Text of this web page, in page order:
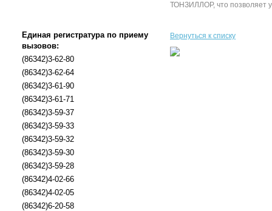
Единая регистратура по приему
вызовов:
(86342)3-62-80
(86342)3-62-64
(86342)3-61-90
(86342)3-61-71
(86342)3-59-37
(86342)3-59-33
(86342)3-59-32
(86342)3-59-30
(86342)3-59-28
(86342)4-02-66
(86342)4-02-05
(86342)6-20-58
ТОНЗИЛЛОР, что позволяет
Вернуться к списку